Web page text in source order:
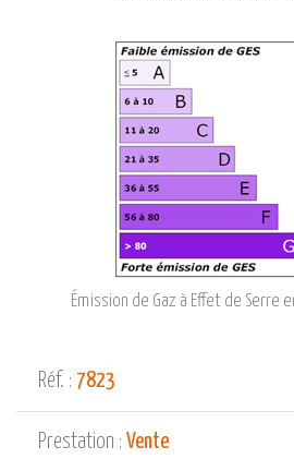
Émission de Gaz à Effet de Serre
Réf. : 7823
Prestation : Vente